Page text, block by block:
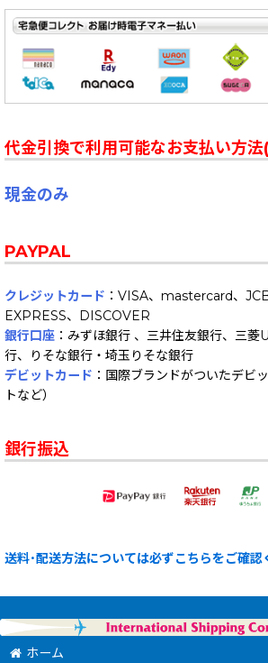
代金引換で利用可能なお支払い方
現金のみ
PAYPAL
クレジットカード ：VISA、mastercard、
EXPRESS、DISCOVER
銀行口座 ：みずほ銀行 、三井住友銀行、三菱
行、りそな銀行・埼玉りそな銀行
デビットカード ：国際ブランドがついたデビ
トなど）
銀行振込
送料･配送方法については必ずこちらをご確認
ホーム